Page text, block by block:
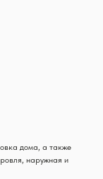
дома, а также
наружная и